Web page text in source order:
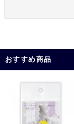
おすすめ商品